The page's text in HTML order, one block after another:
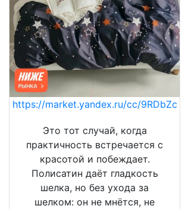
https://market.yandex.ru/cc/9RDbZc
Это тот случай, когда
практичность встречается с
красотой и побеждает.
Полисатин даёт гладкость
шелка, но без ухода за
шелком: он не мнётся, не